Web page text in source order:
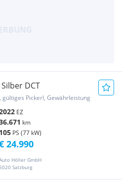
DCT
Pickerl, Gewährleistung
EZ
km
105 PS (77 kW)
Höller GmbH
Salzburg
24.990